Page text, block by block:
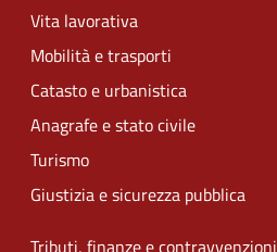
Vita lavorativa
Mobilità e trasporti
Catasto e urbanistica
Anagrafe e stato civile
Turismo
Giustizia e sicurezza pubblica
Tributi, finanze e contravvenzioni